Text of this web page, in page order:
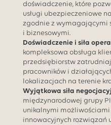
doświadczenie, które
usługi ubezpieczeniowe
zgodnie z
i biznesowymi.
Doświadczenie i siła
kompleksowa obsługa
przedsiębiorstw
pracowników i
lokalizacjach na terenie
Wyjątkowa siła
międzynarodowej grupy
unikalnymi
innowacyjnych rozwiązań